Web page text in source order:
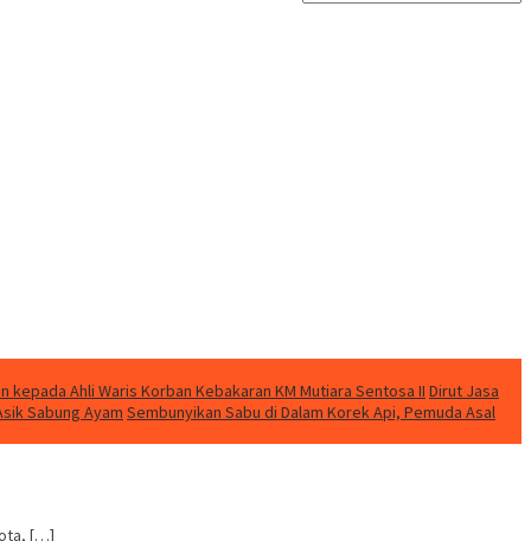
kepada Ahli Waris Korban Kebakaran KM Mutiara Sentosa II Dirut Jasa
Sabung Ayam Sembunyikan Sabu di Dalam Korek Api, Pemuda Asal
[…]